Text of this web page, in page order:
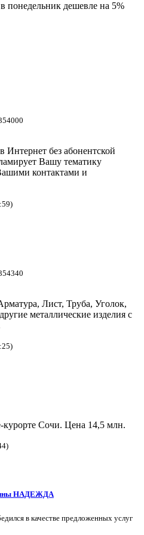
понедельник дешевле на 5%
без абонентской
Вашу тематику
контактами и
Лист, Труба, Уголок,
металлические изделия с
курорте Сочи. Цена 14,5 млн.
НАДЕЖДА
в качестве предложенных услуг